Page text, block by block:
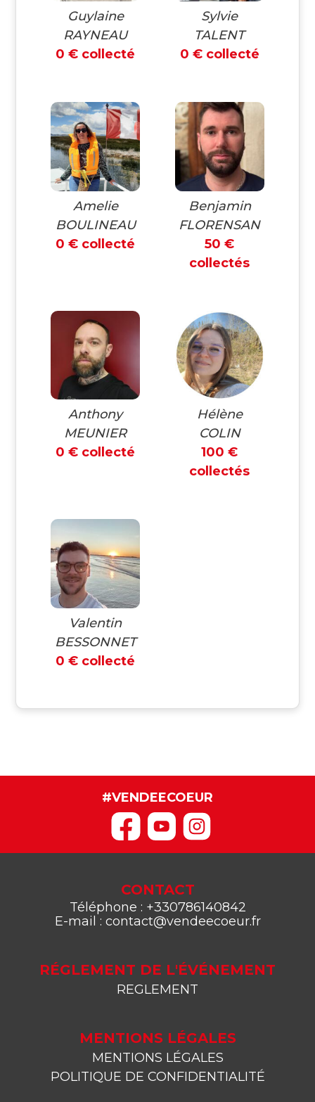
Guylaine
RAYNEAU
0 € collecté
Sylvie
TALENT
0 € collecté
Amelie
BOULINEAU
0 € collecté
Benjamin
FLORENSAN
50 €
collectés
Anthony
MEUNIER
0 € collecté
Hélène
COLIN
100 €
collectés
Valentin
BESSONNET
0 € collecté
#VENDEECOEUR
CONTACT
Téléphone : +330786140842
E-mail : contact@vendeecoeur.fr
RÉGLEMENT DE L'ÉVÉNEMENT
REGLEMENT
MENTIONS LÉGALES
MENTIONS LÉGALES
POLITIQUE DE CONFIDENTIALITÉ